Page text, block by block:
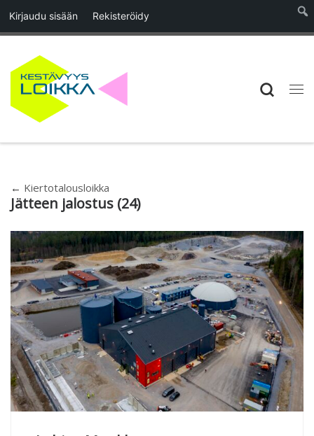
Kirjaudu sisään Rekisteröidy
Skip to content
← Kiertotalousloikka
Jätteen jalostus (24)